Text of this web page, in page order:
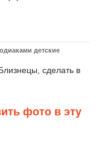
детские
сделать в
фото в эту